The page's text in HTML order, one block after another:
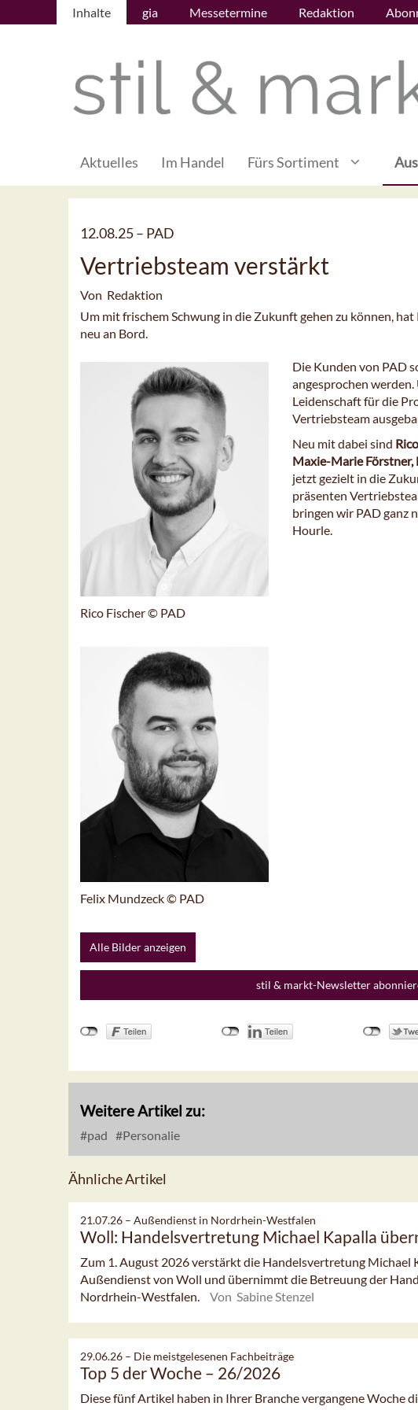
Inhalte gia Messetermine Redaktion
Aktuelles Im Handel Fürs Sortiment
12.08.25 – PAD
Vertriebsteam verstärkt
Von Redaktion
Um mit frischem Schwung in die Zukunft gehen zu können,
neu an Bord.
Rico Fischer © PAD
Felix Mundzeck © PAD
Alle Bilder anzeigen
Die Kunden von PAD
angesprochen werden.
Leidenschaft für die
Vertriebsteam
Neu mit dabei sind
Maxie-Marie Förstner,
jetzt gezielt in die
präsenten
bringen wir PAD ganz
Hourle.
stil & markt-Newsletter
Weitere Artikel zu:
pad Personalie
Ähnliche Artikel
21.07.26 – Außendienst in Nordrhein-Westfalen
Woll: Handelsvertretung Michael Kapalla
Zum 1. August 2026 verstärkt die Handelsvertretung Michael
Außendienst von Woll und übernimmt die Betreuung der
Nordrhein-Westfalen.
Von Sabine Stenzel
29.06.26 – Die meistgelesenen Fachbeiträge
Top 5 der Woche – 26/2026
Diese fünf Artikel haben in Ihrer Branche vergangene Woche